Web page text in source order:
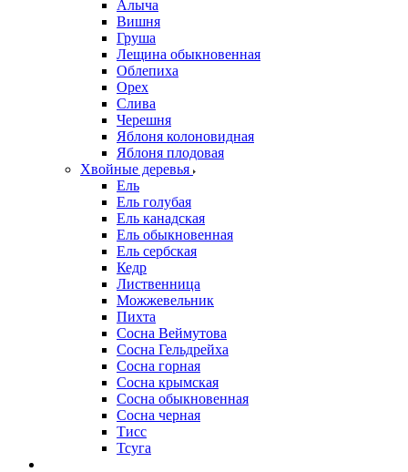
Алыча
Вишня
Груша
Лещина обыкновенная
Облепиха
Орех
Слива
Черешня
Яблоня колоновидная
Яблоня плодовая
Хвойные деревья
Ель
Ель голубая
Ель канадская
Ель обыкновенная
Ель сербская
Кедр
Лиственница
Можжевельник
Пихта
Сосна Веймутова
Сосна Гельдрейха
Сосна горная
Сосна крымская
Сосна обыкновенная
Сосна черная
Тисс
Тсуга